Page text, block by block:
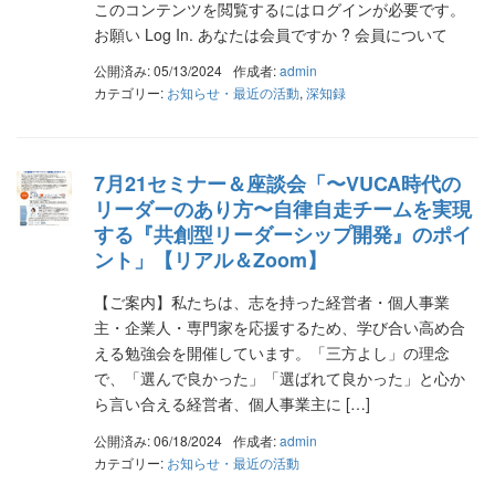
このコンテンツを閲覧するにはログインが必要です。
お願い Log In. あなたは会員ですか ? 会員について
公開済み: 05/13/2024 作成者:admin
カテゴリー: お知らせ・最近の活動, 深知録
7月21セミナー＆座談会「〜VUCA時代の
リーダーのあり方〜自律自走チームを実現
する『共創型リーダーシップ開発』のポイ
ント」【リアル＆Zoom】
【ご案内】私たちは、志を持った経営者・個人事業
主・企業人・専門家を応援するため、学び合い高め合
える勉強会を開催しています。「三方よし」の理念
で、「選んで良かった」「選ばれて良かった」と心か
ら言い合える経営者、個人事業主に […]
公開済み: 06/18/2024 作成者:admin
カテゴリー: お知らせ・最近の活動